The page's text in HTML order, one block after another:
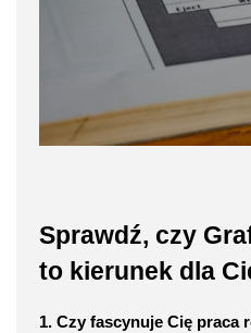
Sprawdź, czy
to kierunek dla
1. Czy fascynuje Cię praca